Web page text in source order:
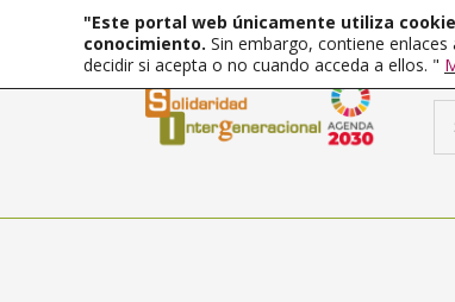
"Este portal web únicamente utiliza
conocimiento. Sin embargo, contiene
decidir si acepta o no cuando acceda a ellos. "